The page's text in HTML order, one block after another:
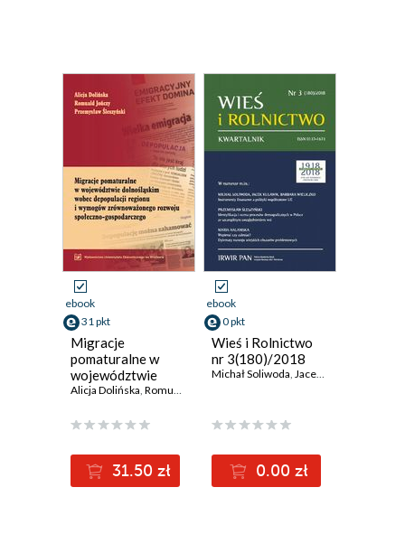
ebook
31 pkt
Migracje
pomaturalne w
województwie
dolnośląskim
regionu i
zrównoważonego
rozwoju
społeczno-
Alicja Dolińska, Romuald Jończy
31.50 zł
ebook
0 pkt
Wieś i Rolnictwo
nr 3(180)/2018
Michał Soliwoda, Jacek Kulawik
0.00 zł